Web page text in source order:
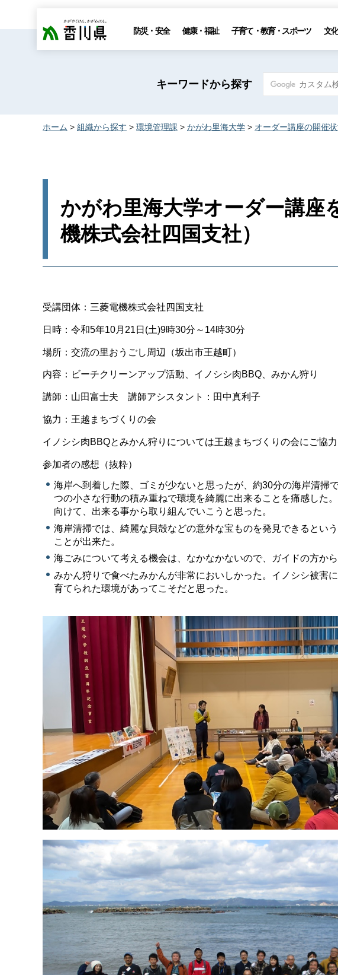
香川県 防災・安全 健康・福祉 子育て・教育・スポーツ 文
キーワードから探す
ホーム > 組織から探す > 環境管理課 > かがわ里海大学 > オーダー講座の開催状
かがわ里海大学オーダー講座
機株式会社四国支社）
受講団体：三菱電機株式会社四国支社
日時：令和5年10月21日(土)9時30分～14時30分
場所：交流の里おうごし周辺（坂出市王越町）
内容：ビーチクリーンアップ活動、イノシシ肉BBQ、みかん狩り
講師：山田富士夫 講師アシスタント：田中真利子
協力：王越まちづくりの会
イノシシ肉BBQとみかん狩りについては王越まちづくりの会にご協力
参加者の感想（抜粋）
海岸へ到着した際、ゴミが少ないと思ったが、約30分の海岸清掃
つの小さな行動の積み重ねで環境を綺麗に出来ることを痛感した
向けて、出来る事から取り組んでいこうと思った。
海岸清掃では、綺麗な貝殻などの意外な宝ものを発見できるとい
ことが出来た。
海ごみについて考える機会は、なかなかないので、ガイドの方か
みかん狩りで食べたみかんが非常においしかった。イノシシ被害
育てられた環境があってこそだと思った。